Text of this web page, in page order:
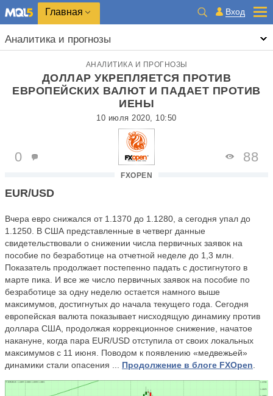
Главная Вход
Аналитика и прогнозы
АНАЛИТИКА И ПРОГНОЗЫ
ДОЛЛАР УКРЕПЛЯЕТСЯ ПРОТИВ
ЕВРОПЕЙСКИХ ВАЛЮТ И ПАДАЕТ ПРОТИВ
ИЕНЫ
10 июля 2020, 10:50
FXOPEN
0 88
EUR/USD
Вчера евро снижался от 1.1370 до 1.1280, а сегодня упал до
1.1250. В США представленные в четверг данные
свидетельствовали о снижении числа первичных заявок на
пособие по безработице на отчетной неделе до 1,3 млн.
Показатель продолжает постепенно падать с достигнутого в
марте пика. И все же число первичных заявок на пособие по
безработице за одну неделю остается намного выше
максимумов, достигнутых до начала текущего года. Сегодня
европейская валюта показывает нисходящую динамику против
доллара США, продолжая коррекционное снижение, начатое
накануне, когда пара EUR/USD отступила от своих локальных
максимумов с 11 июня. Поводом к появлению «медвежьей»
динамики стали опасения ... Продолжение в блоге FXOpen